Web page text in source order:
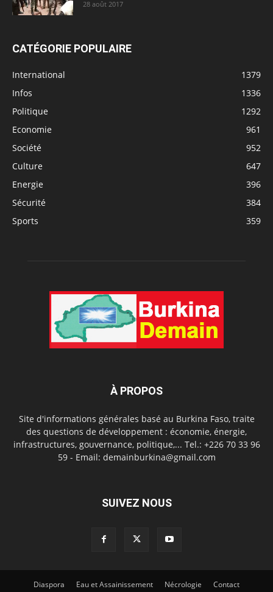
28 août 2017
CATÉGORIE POPULAIRE
International
1379
Infos
1336
Politique
1292
Economie
961
Société
952
Culture
647
Energie
396
Sécurité
384
Sports
359
À PROPOS
Site d'informations générales basé au Burkina Faso, traite
des questions de développement : économie, énergie,
infrastructures, gouvernance, politique,... Tel.: +226 70 33 96
59 - Email: demainburkina@gmail.com
SUIVEZ NOUS
Diaspora Eau et Assainissement Nécrologie Contact